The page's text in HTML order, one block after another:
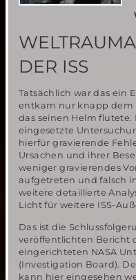
DER ISS
Tatsächlich war das ein
entkam nur knapp dem
das seinen Helm flutete.
eingesetzte
hierfür gravierende
Ursachen und ihrer
weniger gravierendes
aufgetreten und falsch
weitere detaillierte
Licht für weitere ISS-
Das ist die
veröffentlichten Bericht
eingerichteten NASA
(Investigation Board).
kann hier eingesehen